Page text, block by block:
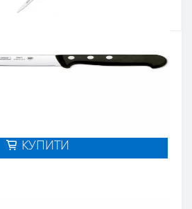
КУПИТИ
і ми передзвонимо